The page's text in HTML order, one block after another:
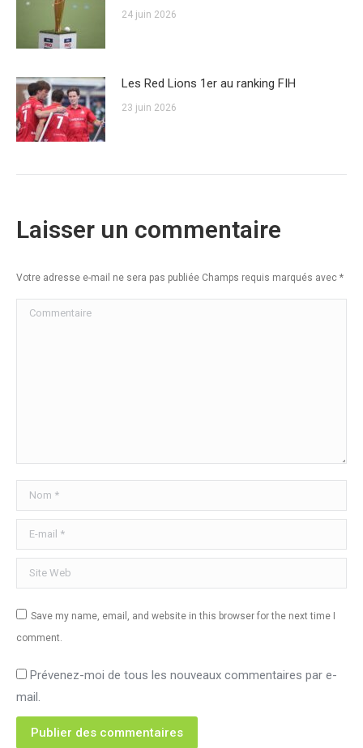
24 juin 2026
Les Red Lions 1er au ranking FIH
23 juin 2026
Laisser un commentaire
Votre adresse e-mail ne sera pas publiée Champs requis marqués avec *
Commentaire
Nom *
E-mail *
Site Web
Save my name, email, and website in this browser for the next time I
comment.
Prévenez-moi de tous les nouveaux commentaires par e-
mail.
Publier des commentaires